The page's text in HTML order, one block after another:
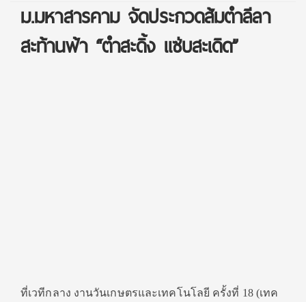
ม.มหาสารคาม จัดประกวดส้มตำลีลา
สะท้านฟ้า “ตำสะดิ้ง แซ่บสะเดิด”
ที่เวทีกลาง งานวันเกษตรและเทคโนโลยี ครั้งที่ 18 (เทค